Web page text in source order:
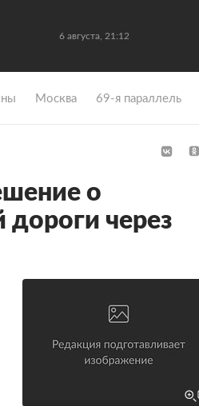
6 августа, 21:12
Москва 69-я параллель
о
дороги через